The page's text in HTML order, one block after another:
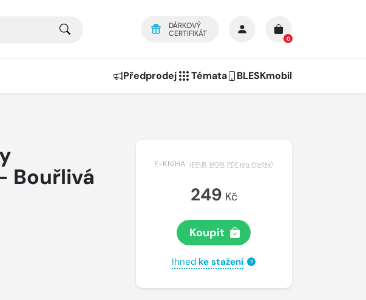
DÁRKOVÝ
CERTIFIKÁT
0
Předprodej Témata BLESKmobil
Bouřlivá
E-KNIHA (EPUB, MOBI, PDF pro čtečky)
249 Kč
Koupit
Ihned ke stažení ?